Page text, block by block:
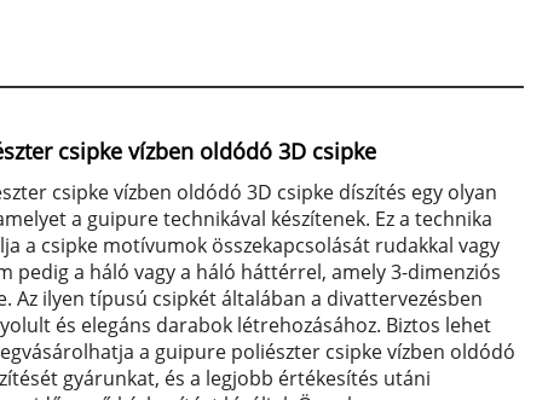
csipke vízben oldódó 3D csipke
csipke vízben oldódó 3D csipke díszítés egy olyan
a guipure technikával készítenek. Ez a technika
a csipke motívumok összekapcsolását rudakkal vagy
pedig a háló vagy a háló háttérrel, amely 3-dimenziós
Az ilyen típusú csipkét általában a divattervezésben
és elegáns darabok létrehozásához. Biztos lehet
a guipure poliészter csipke vízben oldódó
gyárunkat, és a legjobb értékesítés utáni